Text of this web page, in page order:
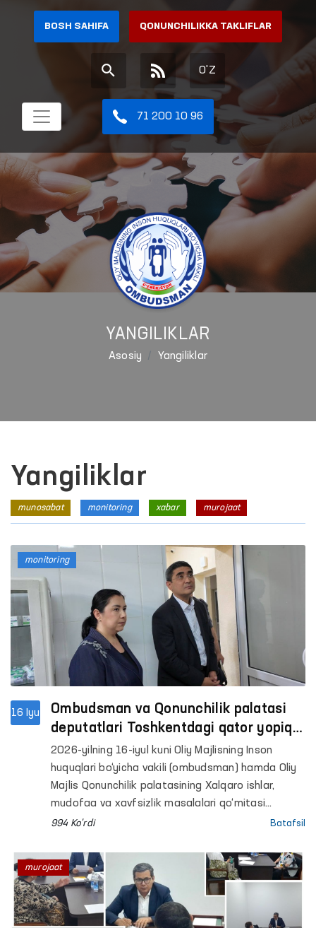
BOSH SAHIFA QONUNCHILIKKA TAKLIFLAR
O'Z
71 200 10 96
YANGILIKLAR
Asosiy Yangiliklar
Yangiliklar
munosabat monitoring xabar murojaat
16 Iyu
Ombudsman va Qonunchilik palatasi
deputatlari Toshkentdagi qator yopiq
muassasalarda monitoring o‘tkazdi
2026-yilning 16-iyul kuni Oliy Majlisning Inson
huquqlari bo‘yicha vakili (ombudsman) hamda Oliy
Majlis Qonunchilik palatasining Xalqaro ishlar,
mudofaa va xavfsizlik masalalari qo‘mitasi
deputatlari tomonidan hamkorlikda Toshkent
saqlash uchun mo‘ljallangan maxsus qabulxona
hamda Muayyan yashash joyiga ega bo‘lmagan
shaxslarni reabilitatsiya qilish markazida
monitoring tashriflari amalga oshirildi.
994 Ko'rdi Batafsil
monitoring
murojaat